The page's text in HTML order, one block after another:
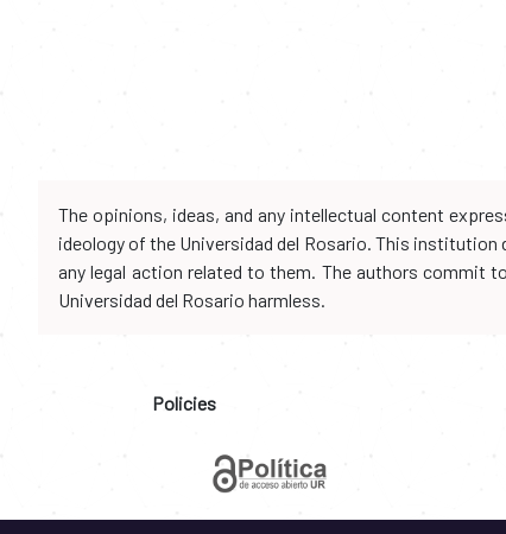
The opinions, ideas, and any intellectual content
ideology of the Universidad del Rosario. This
any legal action related to them. The authors commit
Universidad del Rosario harmless.
Policies